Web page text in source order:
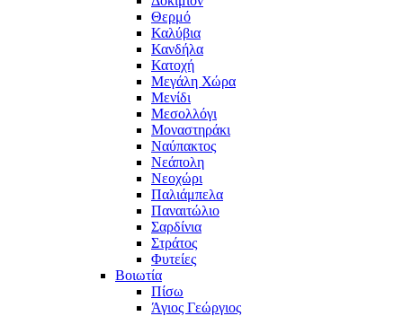
Θερμό
Καλύβια
Κανδήλα
Κατοχή
Μεγάλη Χώρα
Μενίδι
Μεσολλόγι
Μοναστηράκι
Ναύπακτος
Νεάπολη
Νεοχώρι
Παλιάμπελα
Παναιτώλιο
Σαρδίνια
Στράτος
Φυτείες
Βοιωτία
Πίσω
Άγιος Γεώργιος